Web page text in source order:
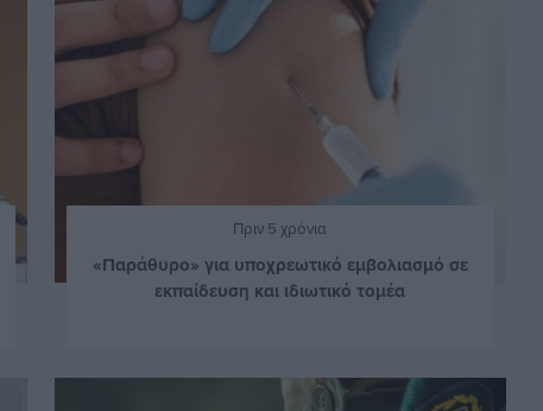
Πριν 5 χρόνια
«Παράθυρο» για υποχρεωτικό εμβολιασμό σε
εκπαίδευση και ιδιωτικό τομέα